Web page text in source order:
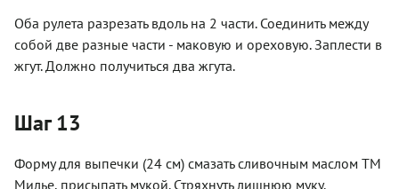
Оба рулета разрезать вдоль на 2 части. Соединить между
собой две разные части - маковую и ореховую. Заплести в
жгут. Должно получиться два жгута.
Шаг 13
Форму для выпечки (24 см) смазать сливочным маслом ТМ
Милье, присыпать мукой. Стряхнуть лишнюю муку.